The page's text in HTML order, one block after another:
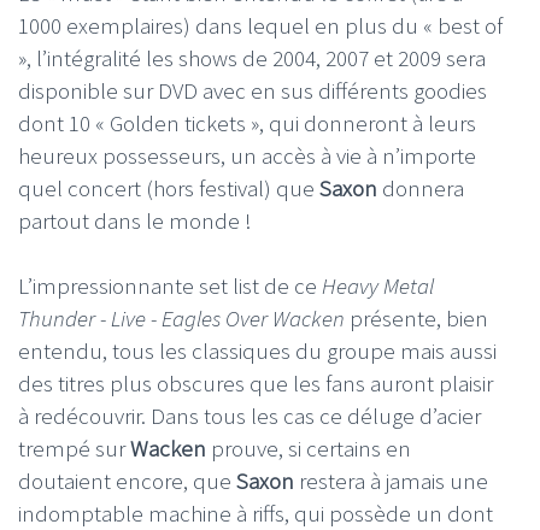
1000 exemplaires) dans lequel en plus du « best of
», l’intégralité les shows de 2004, 2007 et 2009 sera
disponible sur DVD avec en sus différents goodies
dont 10 « Golden tickets », qui donneront à leurs
heureux possesseurs, un accès à vie à n’importe
quel concert (hors festival) que Saxon donnera
partout dans le monde !
L’impressionnante set list de ce Heavy Metal
Thunder - Live - Eagles Over Wacken présente, bien
entendu, tous les classiques du groupe mais aussi
des titres plus obscures que les fans auront plaisir
à redécouvrir. Dans tous les cas ce déluge d’acier
trempé surWacken prouve, si certains en
doutaient encore, que Saxon restera à jamais une
indomptable machine à riffs, qui possède un dont